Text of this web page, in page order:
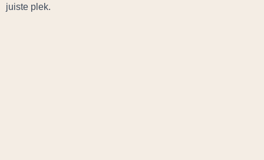
juiste plek.